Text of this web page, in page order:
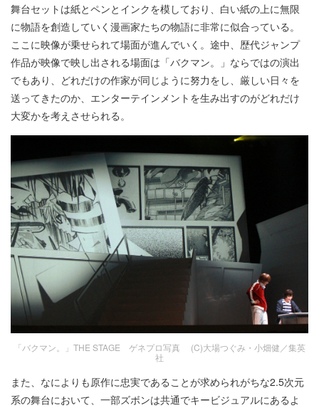
舞台セットは紙とペンとインクを模しており、白い紙の上に無限
に物語を創造していく漫画家たちの物語に非常に似合っている。
ここに映像が乗せられて場面が進んでいく。途中、歴代ジャンプ
作品が映像で映し出される場面は「バクマン。」ならではの演出
でもあり、どれだけの作家が同じように努力をし、厳しい日々を
送ってきたのか、エンターテインメントを生み出すのがどれだけ
大変かを考えさせられる。
「バクマン。」THE STAGE ゲネプロ写真 (C)大場つぐみ・小畑健／集英
社
また、なによりも原作に忠実であることが求められがちな2.5次元
系の舞台において、一部ズボンは共通でキービジュアルにあるよ